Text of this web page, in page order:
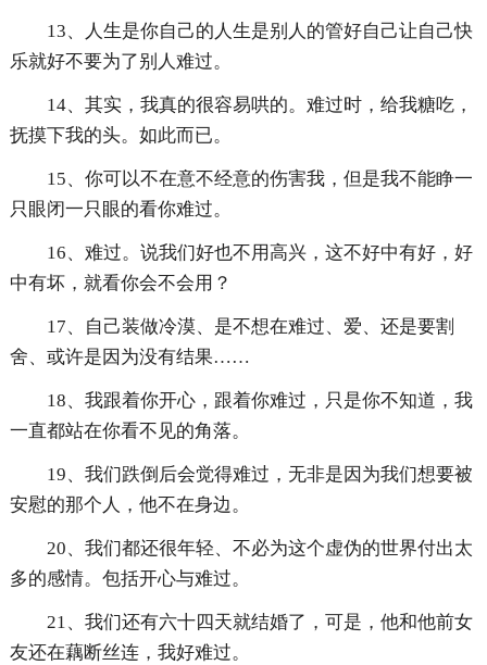
13、人生是你自己的人生是别人的管好自己让自己快
乐就好不要为了别人难过。
14、其实，我真的很容易哄的。难过时，给我糖吃，
抚摸下我的头。如此而已。
15、你可以不在意不经意的伤害我，但是我不能睁一
只眼闭一只眼的看你难过。
16、难过。说我们好也不用高兴，这不好中有好，好
中有坏，就看你会不会用？
17、自己装做冷漠、是不想在难过、爱、还是要割
舍、或许是因为没有结果……
18、我跟着你开心，跟着你难过，只是你不知道，我
一直都站在你看不见的角落。
19、我们跌倒后会觉得难过，无非是因为我们想要被
安慰的那个人，他不在身边。
20、我们都还很年轻、不必为这个虚伪的世界付出太
多的感情。包括开心与难过。
21、我们还有六十四天就结婚了，可是，他和他前女
友还在藕断丝连，我好难过。